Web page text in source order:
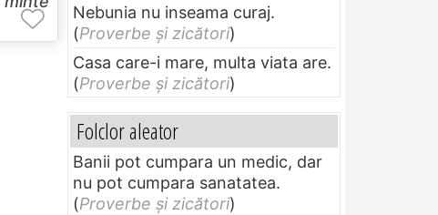
Nebunia nu inseama curaj.
(Proverbe și zicători)
Casa care-i mare, multa viata are.
(Proverbe și zicători)
Folclor aleator
Banii pot cumpara un medic, dar
nu pot cumpara sanatatea.
(Proverbe și zicători)